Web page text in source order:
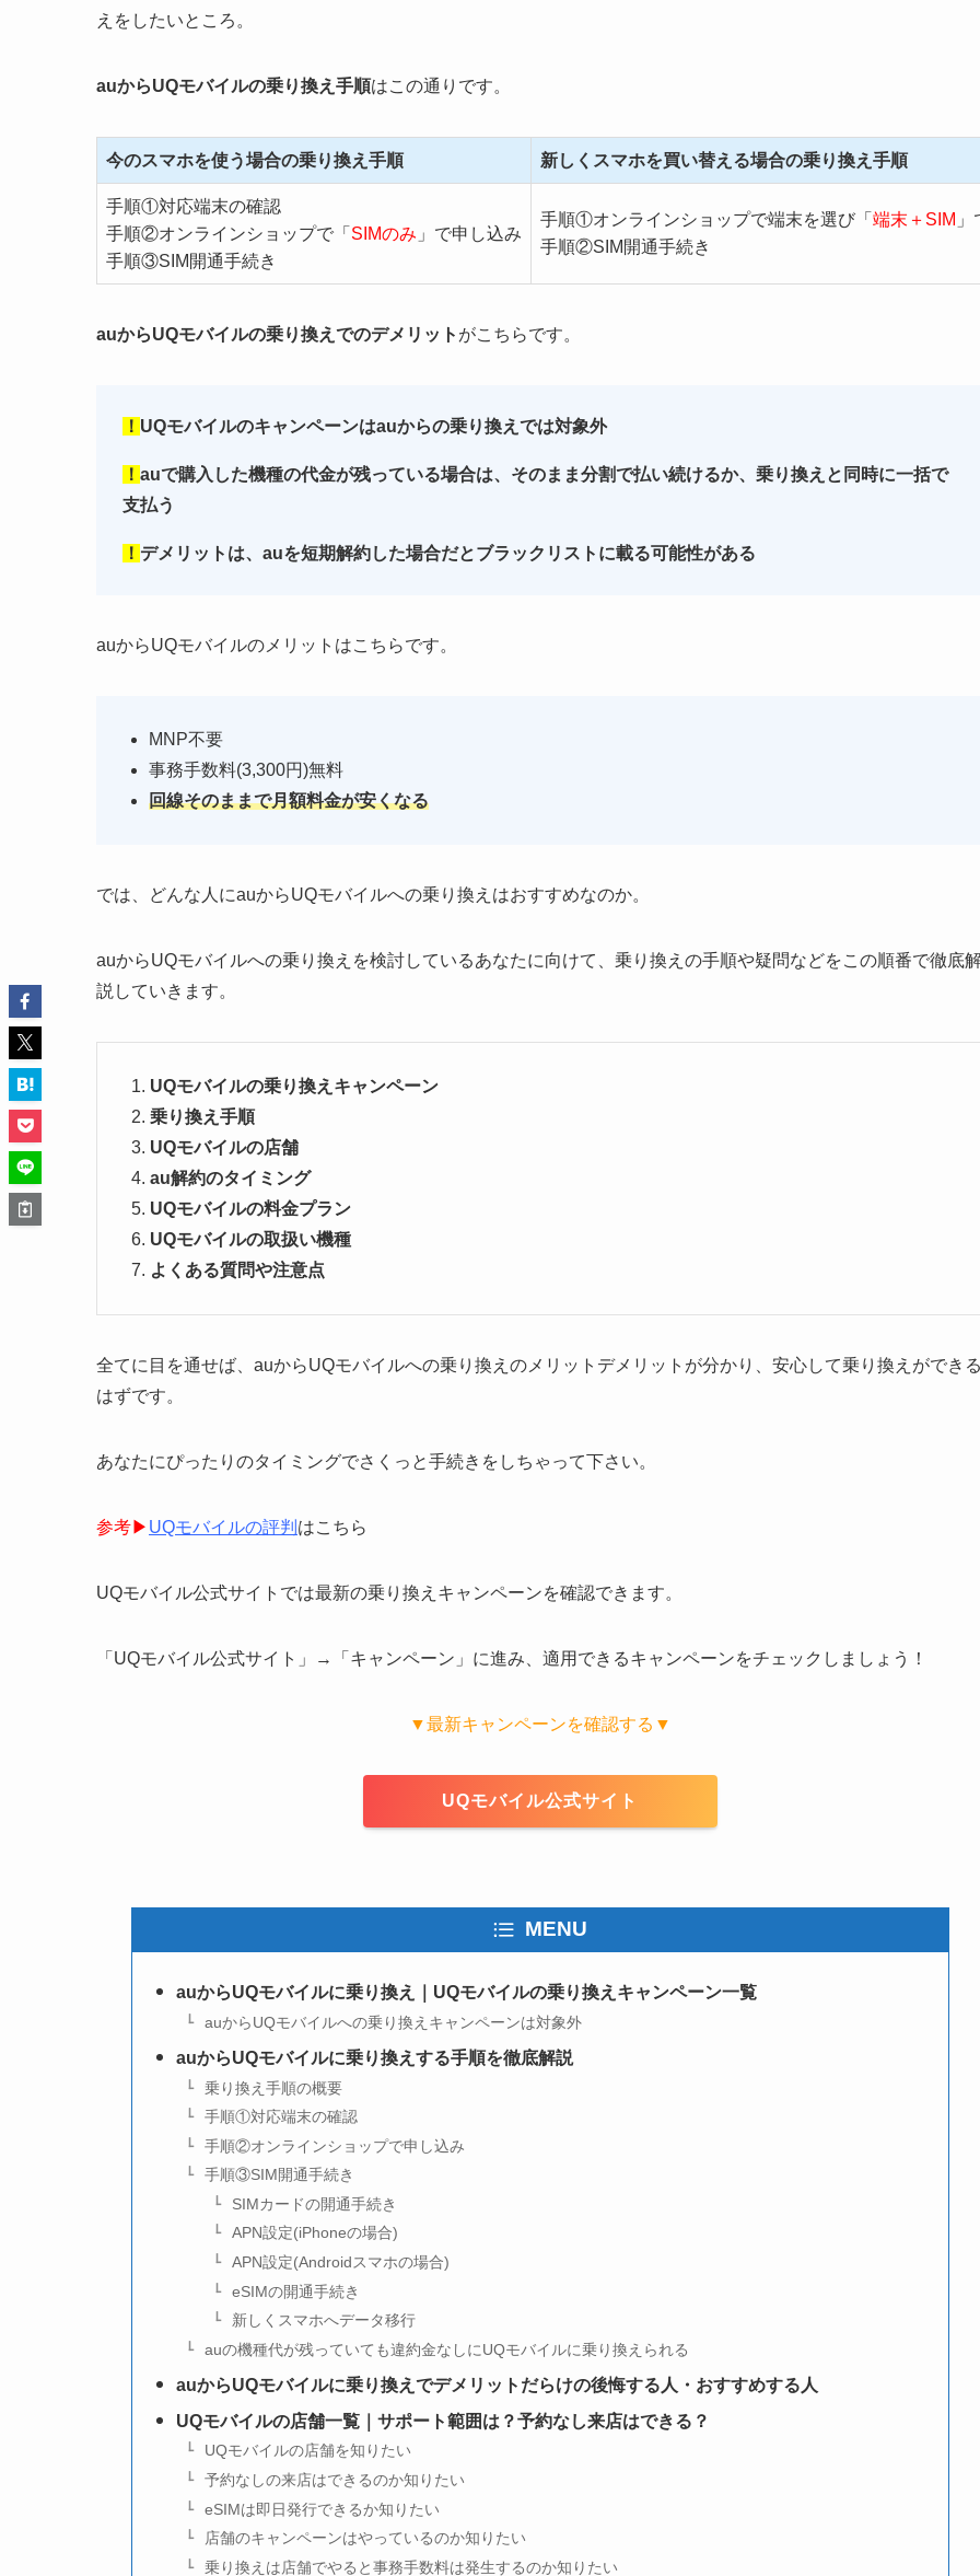
えをしたいところ。
auからUQモバイルの乗り換え手順はこの通りです。
今のスマホを使う場合の乗り換え手順 新しくスマホを買い替える場合の乗り換え手順
手順①対応端末の確認
手順②オンラインショップで「 SIMのみ 」で申し込み
手順③SIM開通手続き
手順①オンラインショップで端末を選び「 端末＋SIM
手順②SIM開通手続き
auからUQモバイルの乗り換えでのデメリット がこちらです。
！ UQモバイルのキャンペーンはauからの乗り換えでは対象外
！ auで購入した機種の代金が残っている場合は、そのまま分割で払い続けるか、乗り換えと同時に一括で
支払う
！ デメリットは、auを短期解約した場合だとブラックリストに載る可能性がある
auからUQモバイルのメリットはこちらです。
MNP不要
事務手数料(3,300円)無料
回線そのままで月額料金が安くなる
では、どんな人にauからUQモバイルへの乗り換えはおすすめなのか。
auからUQモバイルへの乗り換えを検討しているあなたに向けて、乗り換えの手順や疑問などをこの順番で徹底
説していきます。
UQモバイルの乗り換えキャンペーン
乗り換え手順
UQモバイルの店舗
au解約のタイミング
UQモバイルの料金プラン
UQモバイルの取扱い機種
よくある質問や注意点
全てに目を通せば、auからUQモバイルへの乗り換えのメリットデメリットが分かり、安心して乗り換えができ
はずです。
あなたにぴったりのタイミングでさくっと手続きをしちゃって下さい。
参考▶︎ UQモバイルの評判 はこちら
UQモバイル公式サイトでは最新の乗り換えキャンペーンを確認できます。
「UQモバイル公式サイト」→「キャンペーン」に進み、適用できるキャンペーンをチェックしましょう！
▼最新キャンペーンを確認する▼
UQモバイル公式サイト
MENU
auからUQモバイルに乗り換え｜UQモバイルの乗り換えキャンペーン一覧
auからUQモバイルへの乗り換えキャンペーンは対象外
auからUQモバイルに乗り換えする手順を徹底解説
乗り換え手順の概要
手順①対応端末の確認
手順②オンラインショップで申し込み
手順③SIM開通手続き
SIMカードの開通手続き
APN設定(iPhoneの場合)
APN設定(Androidスマホの場合)
eSIMの開通手続き
新しくスマホへデータ移行
auの機種代が残っていても違約金なしにUQモバイルに乗り換えられる
auからUQモバイルに乗り換えでデメリットだらけの後悔する人・おすすめする人
UQモバイルの店舗一覧｜サポート範囲は？予約なし来店はできる？
UQモバイルの店舗を知りたい
予約なしの来店はできるのか知りたい
eSIMは即日発行できるか知りたい
店舗のキャンペーンはやっているのか知りたい
乗り換えは店舗でやると事務手数料は発生するのか知りたい